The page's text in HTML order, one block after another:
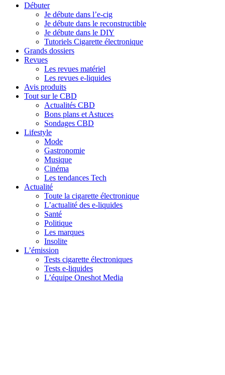
Débuter
Je débute dans l’e-cig
Je débute dans le reconstructible
Je débute dans le DIY
Tutoriels Cigarette électronique
Grands dossiers
Revues
Les revues matériel
Les revues e-liquides
Avis produits
Tout sur le CBD
Actualités CBD
Bons plans et Astuces
Sondages CBD
Lifestyle
Mode
Gastronomie
Musique
Cinéma
Les tendances Tech
Actualité
Toute la cigarette électronique
L’actualité des e-liquides
Santé
Politique
Les marques
Insolite
L’émission
Tests cigarette électroniques
Tests e-liquides
L’équipe Oneshot Media